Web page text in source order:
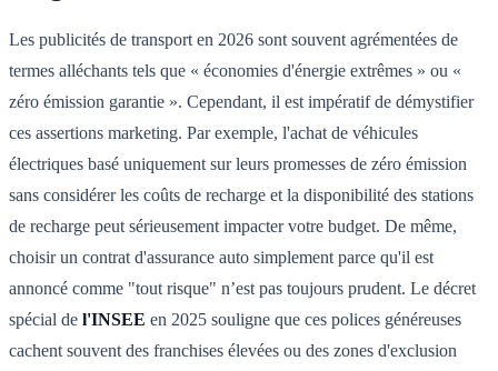
Les publicités de transport en 2026 sont souvent agrémentées de
termes alléchants tels que « économies d'énergie extrêmes » ou «
zéro émission garantie ». Cependant, il est impératif de démystifier
ces assertions marketing. Par exemple, l'achat de véhicules
électriques basé uniquement sur leurs promesses de zéro émission
sans considérer les coûts de recharge et la disponibilité des stations
de recharge peut sérieusement impacter votre budget. De même,
choisir un contrat d'assurance auto simplement parce qu'il est
annoncé comme "tout risque" n’est pas toujours prudent. Le décret
spécial de l'INSEE en 2025 souligne que ces polices généreuses
cachent souvent des franchises élevées ou des zones d'exclusion